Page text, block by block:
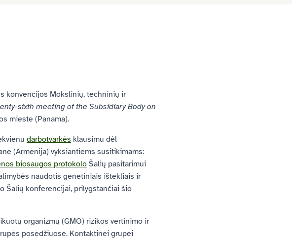
konvencijos Mokslinių, techninių ir
sixth meeting of the Subsidiary Body on
mieste (Panama).
darbotvarkės klausimu dėl
(Armėnija) vyksiantiems susitikimams:
biosaugos protokolo Šalių pasitarimui
naudotis genetiniais ištekliais ir
Šalių konferencijai, prilygstančiai šio
organizmų (GMO) rizikos vertinimo ir
posėdžiuose. Kontaktinei grupei